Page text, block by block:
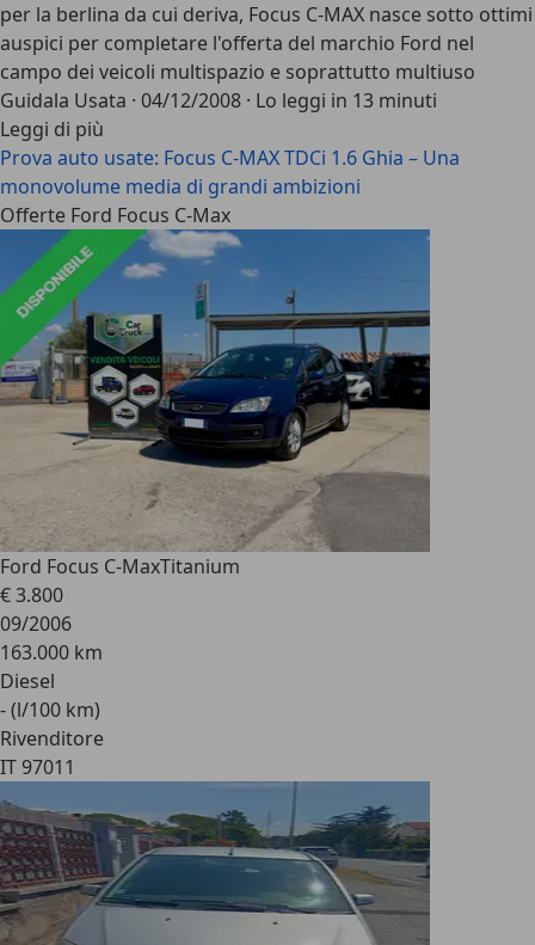
per la berlina da cui deriva, Focus C-MAX nasce sotto ottimi
auspici per completare l'offerta del marchio Ford nel
campo dei veicoli multispazio e soprattutto multiuso
Guidala Usata · 04/12/2008 · Lo leggi in 13 minuti
Leggi di più
Prova auto usate: Focus C-MAX TDCi 1.6 Ghia – Una
monovolume media di grandi ambizioni
Offerte Ford Focus C-Max
Ford Focus C-MaxTitanium
€ 3.800
09/2006
163.000 km
Diesel
- (l/100 km)
Rivenditore
IT 97011